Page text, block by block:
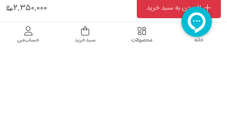
افزودن به سبد خرید 2,350,000
فروشگاه اینترنتی نایب نت
خانه محصولات سبدخرید حساب‌من